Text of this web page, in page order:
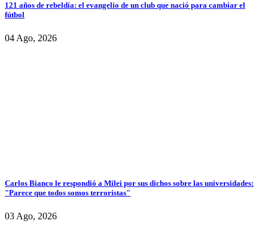
121 años de rebeldía: el evangelio de un club que nació para cambiar el
fútbol
04 Ago, 2026
Carlos Bianco le respondió a Milei por sus dichos sobre las universidades:
"Parece que todos somos terroristas"
03 Ago, 2026